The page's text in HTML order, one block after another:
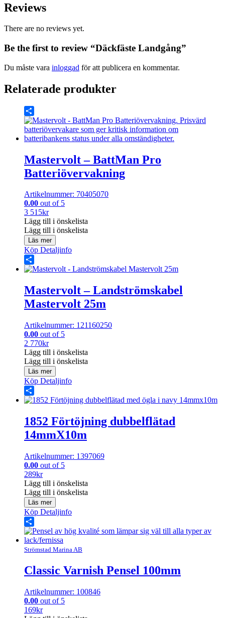
Reviews
There are no reviews yet.
Be the first to review “Däckfäste Landgång”
Du måste vara inloggad för att publicera en kommentar.
Relaterade produkter
Share
Mastervolt – BattMan Pro
Batteriövervakning
Artikelnummer: 70405070
0.00 out of 5
3 515kr
Lägg till i önskelista
Lägg till i önskelista
Läs mer
Köp Detaljinfo
Share
Mastervolt – Landströmskabel
Mastervolt 25m
Artikelnummer: 121160250
0.00 out of 5
2 770kr
Lägg till i önskelista
Lägg till i önskelista
Läs mer
Köp Detaljinfo
Share
1852 Förtöjning dubbelflätad
14mmX10m
Artikelnummer: 1397069
0.00 out of 5
289kr
Lägg till i önskelista
Lägg till i önskelista
Läs mer
Köp Detaljinfo
Share
Strömstad Marina AB
Classic Varnish Pensel 100mm
Artikelnummer: 100846
0.00 out of 5
169kr